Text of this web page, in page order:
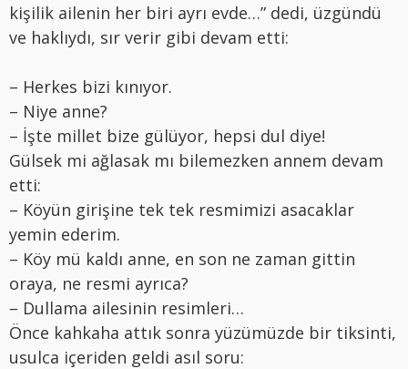
kişilik ailenin her biri ayrı evde…” dedi, üzgündü
ve haklıydı, sır verir gibi devam etti:
– Herkes bizi kınıyor.
– Niye anne?
– İşte millet bize gülüyor, hepsi dul diye!
Gülsek mi ağlasak mı bilemezken annem devam
etti:
– Köyün girişine tek tek resmimizi asacaklar
yemin ederim.
– Köy mü kaldı anne, en son ne zaman gittin
oraya, ne resmi ayrıca?
– Dullama ailesinin resimleri…
Önce kahkaha attık sonra yüzümüzde bir tiksinti,
usulca içeriden geldi asıl soru: